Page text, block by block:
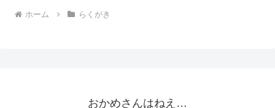
ホーム らくがき
おかめさんはねえ…